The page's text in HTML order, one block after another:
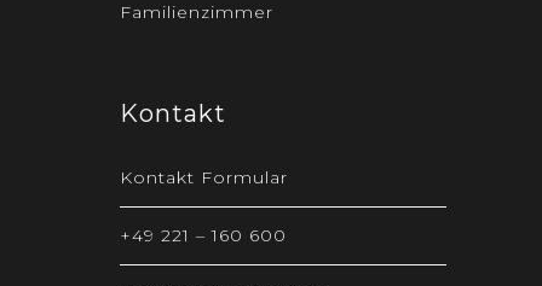
Familienzimmer
Kontakt
Kontakt Formular
+49 221 – 160 600